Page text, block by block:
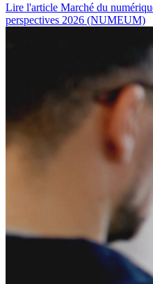
Lire l'article Marché du
perspectives 2026 (NUMEUM)